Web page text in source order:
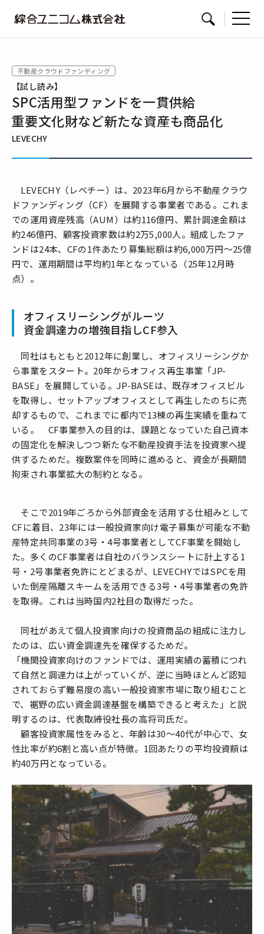
ニ
コ
ム
LEVECHY
SPC活用型ファンドを一貫供給
重要文化財など新たな資産も商品化
【試し読み】
不動産クラウドファンディング
LEVECHY（レベチー）は、2023年6月から不動産クラウ
ドファンディング（CF）を展開する事業者である。これま
での運用資産残高（AUM）は約116億円、累計調達金額は
約246億円、顧客投資家数は約2万5,000人。組成したファ
ンドは24本、CFの1件あたり募集総額は約6,000万円～25億
円で、運用期間は平均約1年となっている（25年12月時
点）。
オフィスリーシングがルーツ
資金調達力の増強目指しCF参入
同社はもともと2012年に創業し、オフィスリーシングか
ら事業をスタート。20年からオフィス再生事業「JP-
BASE」を展開している。JP-BASEは、既存オフィスビル
を取得し、セットアップオフィスとして再生したのちに売
却するもので、これまでに都内で13棟の再生実績を重ねて
いる。 CF事業参入の目的は、課題となっていた自己資本
の固定化を解決しつつ新たな不動産投資手法を投資家へ提
供するためだ。複数案件を同時に進めると、資金が長期間
拘束され事業拡大の制約となる。
そこで2019年ごろから外部資金を活用する仕組みとして
CFに着目、23年には一般投資家向け電子募集が可能な不動
産特定共同事業の3号・4号事業者としてCF事業を開始し
た。多くのCF事業者は自社のバランスシートに計上する1
号・2号事業者免許にとどまるが、LEVECHYではSPCを用
いた倒産隔離スキームを活用できる3号・4号事業者の免許
を取得。これは当時国内2社目の取得だった。
同社があえて個人投資家向けの投資商品の組成に注力し
たのは、広い資金調達先を確保するためだ。
「機関投資家向けのファンドでは、運用実績の蓄積につれ
て自然と調達力は上がっていくが、逆に当時ほとんど認知
されておらず難易度の高い一般投資家市場に取り組むこと
で、裾野の広い資金調達基盤を構築できると考えた」と説
明するのは、代表取締役社長の高将司氏だ。
顧客投資家属性をみると、年齢は30～40代が中心で、女
性比率が約6割と高い点が特徴。1回あたりの平均投資額は
約40万円となっている。